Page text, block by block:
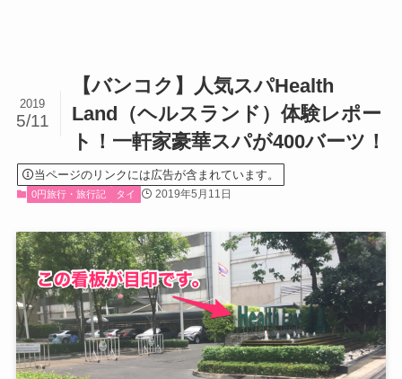
【バンコク】人気スパHealth
Land（ヘルスランド）体験レポー
ト！一軒家豪華スパが400バーツ！
2019
5/11
当ページのリンクには広告が含まれています。
0円旅行・旅行記 タイ 2019年5月11日